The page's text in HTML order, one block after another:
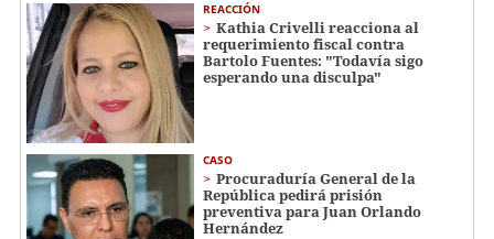
REACCIÓN
Kathia Crivelli reacciona al
requerimiento fiscal contra
Bartolo Fuentes: "Todavía sigo
esperando una disculpa"
CASO
Procuraduría General de la
República pedirá prisión
preventiva para Juan Orlando
Hernández